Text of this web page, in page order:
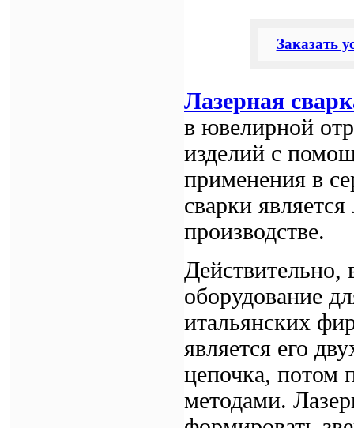
Заказать
Лазерная
в ювелирной
изделий с
применения в
сварки
производстве.
Действительно,
оборудование
итальянских
является его
цепочка, потом
методами.